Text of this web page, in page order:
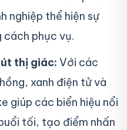
nghiệp thể hiện sự
cách phục vụ.
thị giác: Với các
xanh điện tử và
giúp các biển hiệu nổi
tối, tạo điểm nhấn